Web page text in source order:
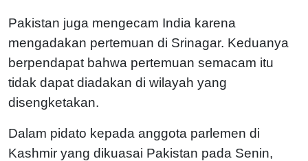
Pakistan juga mengecam India karena
mengadakan pertemuan di Srinagar. Keduanya
berpendapat bahwa pertemuan semacam itu
tidak dapat diadakan di wilayah yang
disengketakan.
Dalam pidato kepada anggota parlemen di
Kashmir yang dikuasai Pakistan pada Senin,